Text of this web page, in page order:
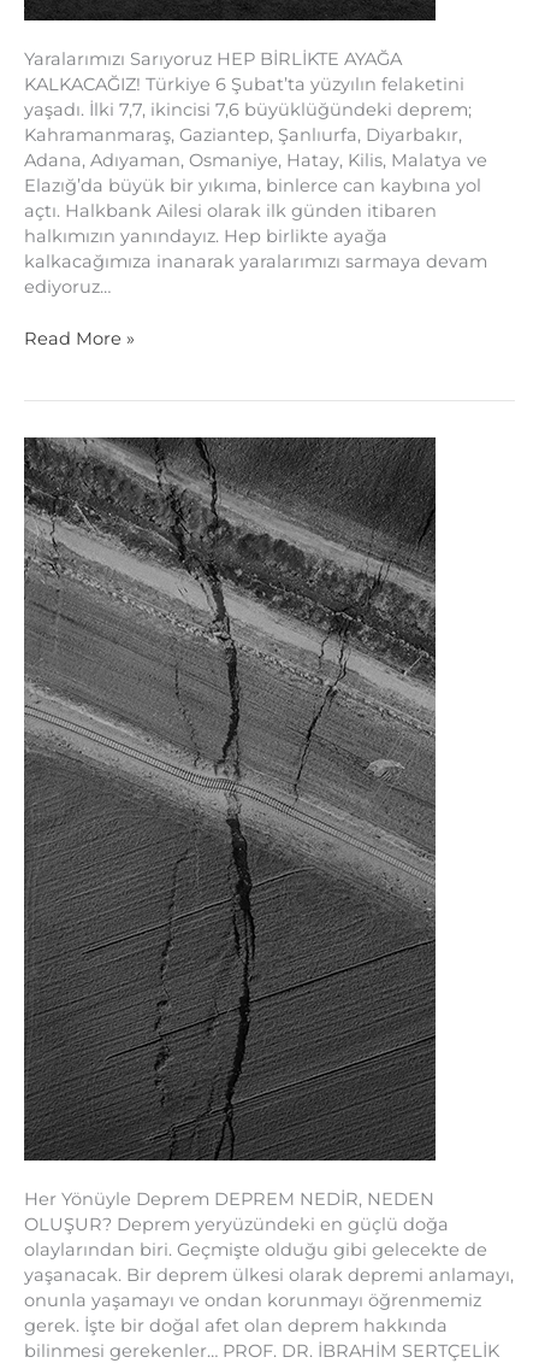
Yaralarımızı Sarıyoruz HEP BİRLİKTE AYAĞA
KALKACAĞIZ! Türkiye 6 Şubat’ta yüzyılın felaketini
yaşadı. İlki 7,7, ikincisi 7,6 büyüklüğündeki deprem;
Kahramanmaraş, Gaziantep, Şanlıurfa, Diyarbakır,
Adana, Adıyaman, Osmaniye, Hatay, Kilis, Malatya ve
Elazığ’da büyük bir yıkıma, binlerce can kaybına yol
açtı. Halkbank Ailesi olarak ilk günden itibaren
halkımızın yanındayız. Hep birlikte ayağa
kalkacağımıza inanarak yaralarımızı sarmaya devam
ediyoruz…
Read More »
Her Yönüyle Deprem DEPREM NEDİR, NEDEN
OLUŞUR? Deprem yeryüzündeki en güçlü doğa
olaylarından biri. Geçmişte olduğu gibi gelecekte de
yaşanacak. Bir deprem ülkesi olarak depremi anlamayı,
onunla yaşamayı ve ondan korunmayı öğrenmemiz
gerek. İşte bir doğal afet olan deprem hakkında
bilinmesi gerekenler… PROF. DR. İBRAHİM SERTÇELİK
Deprem
Nedir,
Neden
Oluşur?